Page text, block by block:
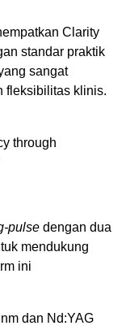
Clarity
standar praktik
sangat
fleksibilitas klinis.
through
pulse dengan dua
mendukung
ini
dan Nd:YAG